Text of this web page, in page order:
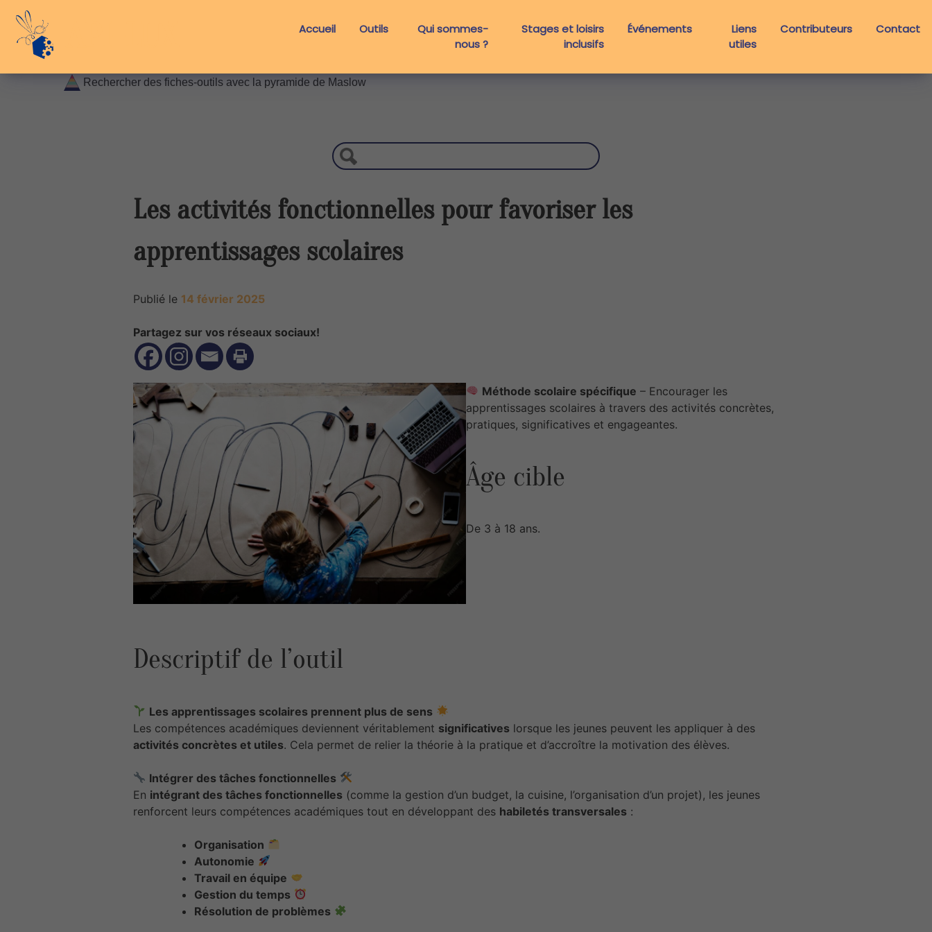
content
Accueil Outils
Qui sommes-
nous ?
Stages et loisirs
inclusifs
Événements
Liens
utiles
Contributeurs Contact
Rechercher des fiches-outils avec la pyramide de Maslow
c
h
r
c
e
Les activités fonctionnelles pour favoriser les
apprentissages scolaires
Publié le 14 février 2025
Partagez sur vos réseaux sociaux!
Méthode scolaire spécifique – Encourager les
apprentissages scolaires à travers des activités concrètes,
pratiques, significatives et engageantes.
Âge cible
De 3 à 18 ans.
Descriptif de l’outil
Les apprentissages scolaires prennent plus de sens
Les compétences académiques deviennent véritablement significatives lorsque les jeunes peuvent les appliquer à des
activités concrètes et utiles. Cela permet de relier la théorie à la pratique et d’accroître la motivation des élèves.
Intégrer des tâches fonctionnelles
En intégrant des tâches fonctionnelles (comme la gestion d’un budget, la cuisine, l’organisation d’un projet), les jeunes
renforcent leurs compétences académiques tout en développant des habiletés transversales :
Organisation
Autonomie
Travail en équipe
Gestion du temps
Résolution de problèmes